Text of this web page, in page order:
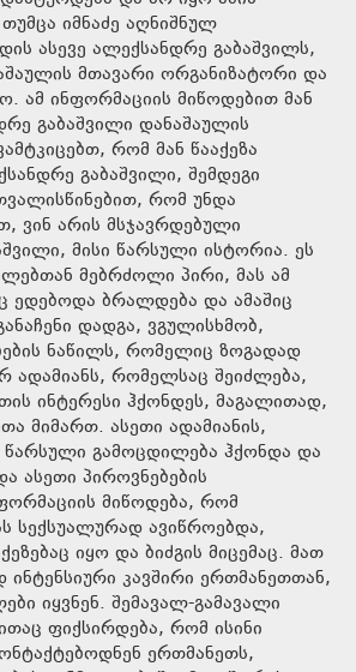
იმნაძე აღნიშნულ
ასევე ალექსანდრე გაბაშვილს,
მთავარი ორგანიზატორი და
ამ ინფორმაციის მიწოდებით მან
გაბაშვილი დანაშაულის
რომ მან წააქეზა
გაბაშვილი, შემდეგი
რომ უნდა
ვინ არის მსჯავრდებული
მისი წარსული ისტორია. ეს
მებრძოლი პირი, მას ამ
ედებოდა ბრალდება და ამაშიც
დადგა, ვგულისხმობ,
ნაწილს, რომელიც ზოგადად
ადამიანს, რომელსაც შეიძლება,
ინტერესი ჰქონდეს, მაგალითად,
მიმართ. ასეთი ადამიანის,
გამოცდილება ჰქონდა და
ასეთი პიროვნებების
მიწოდება, რომ
სექსუალურად ავიწროებდა,
იყო და ბიძგის მიცემაც. მათ
კავშირი ერთმანეთთან,
იყვნენ. შემავალ-გამავალი
ფიქსირდება, რომ ისინი
ერთმანეთს,